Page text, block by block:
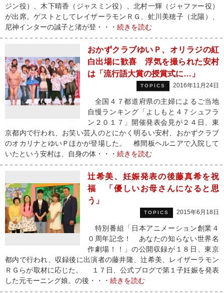
ジン役）、木下晴香（ジャスミン役）、北村一輝（ジャファー役）
が出席。ゲストとしてレイザーラモンＲＧ、虻川美穂子（北陽）、
尼神インターの誠子と渚が登・・・ 続きを読む
おかずクラブゆいＰ、オリラジの紅
白出場に歓喜 浮気を撮られた安村
は「流行語大賞の授賞式に…」
TOPICS 2016年11月24日
全国４７都道府県の主婦によるご当地
自慢ランキング「よしもと４７シュフラ
ン２０１７」開催発表会見が２４日、東
京都内で行われ、お笑い芸人のとにかく明るい安村、おかずクラブ
のオカリナとゆいＰほかが登場した。 椎間板ヘルニアで入院して
いたという安村は、自身の体・・・ 続きを読む
辻希美、妊娠発表の後藤真希を祝
福 「優しいお母さんになると思
う」
TOPICS 2015年6月18日
特別番組「日本アニメーション創業４
０周年記念！ あなたの知らない世界名
作劇場！！」の公開収録が１８日、東京
都内で行われ、収録後に出演者の藤井隆、辻希美、レイザーラモン
ＲＧらが取材に応じた。 １７日、公式ブログで第１子妊娠を発表
した元モーニング娘。の後・・・ 続きを読む